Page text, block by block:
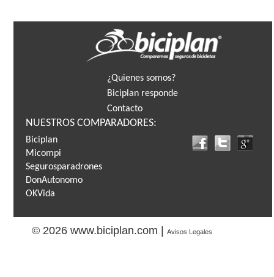
¿Quienes somos?
Biciplan responde
Contacto
NUESTROS COMPARADORES:
Biciplan
Micompi
Segurosparadrones
DonAutonomo
OKVida
© 2026 www.biciplan.com |Avisos Legales